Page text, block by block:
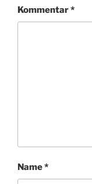
Kommentar*
Name*